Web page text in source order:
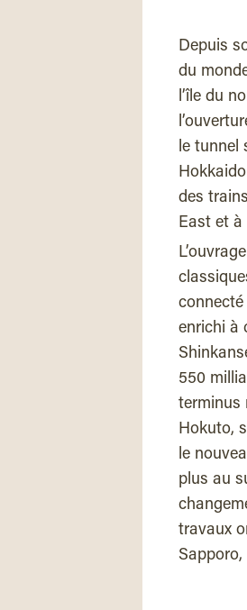
Depuis
du
l’île du
le tunnel
des
East et à
connecté
enrichi à
550
terminus
Hokuto,
le
plus au
travaux
Sapporo,